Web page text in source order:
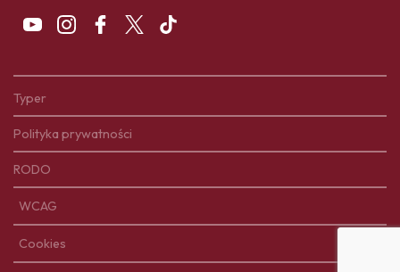
Typer
Polityka prywatności
RODO
WCAG
Cookies